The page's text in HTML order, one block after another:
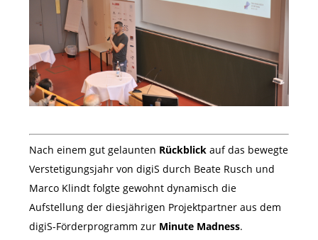
Nach einem gut gelaunten Rückblickauf das bewegte
Verstetigungsjahr von digiS durch Beate Rusch und
Marco Klindt folgte gewohnt dynamisch die
Aufstellung der diesjährigen Projektpartner aus dem
digiS-Förderprogramm zur Minute Madness.